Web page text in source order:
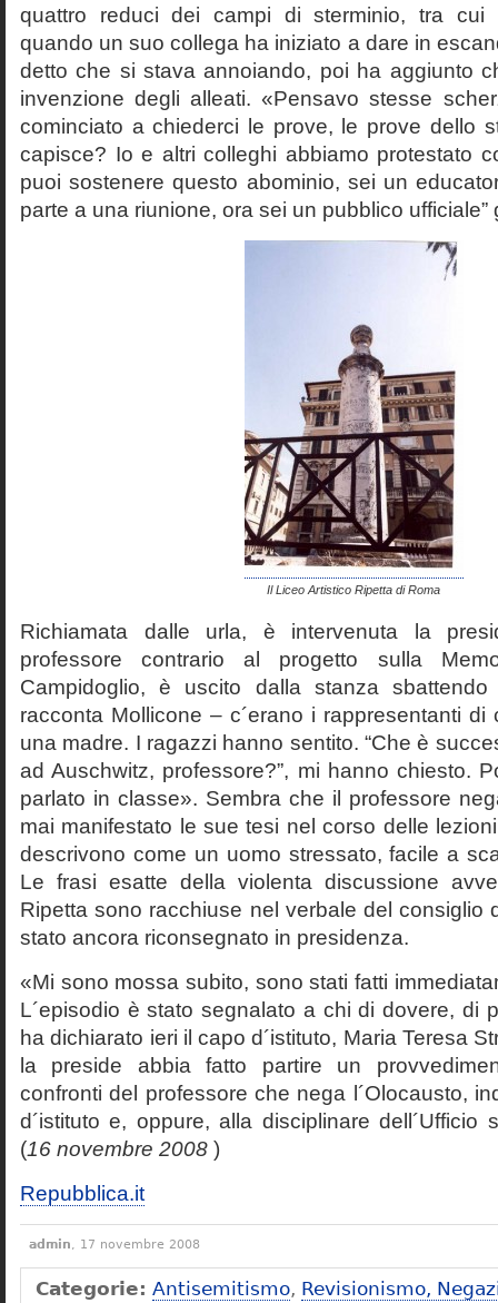
quattro reduci dei campi di sterminio, tra cui
quando un suo collega ha iniziato a dare in
detto che si stava annoiando, poi ha aggiunto
invenzione degli alleati. «Pensavo stesse
cominciato a chiederci le prove, le prove dello
capisce? Io e altri colleghi abbiamo protestato
puoi sostenere questo abominio, sei un
parte a una riunione, ora sei un pubblico ufficiale”
Il Liceo Artistico Ripetta di Roma
Richiamata dalle urla, è intervenuta la
professore contrario al progetto sulla
Campidoglio, è uscito dalla stanza
racconta Mollicone – c´erano i rappresentanti
una madre. I ragazzi hanno sentito. “Che è
ad Auschwitz, professore?”, mi hanno chiesto.
parlato in classe». Sembra che il professore
mai manifestato le sue tesi nel corso delle
descrivono come un uomo stressato, facile a
Le frasi esatte della violenta discussione
Ripetta sono racchiuse nel verbale del consiglio
stato ancora riconsegnato in presidenza.
«Mi sono mossa subito, sono stati fatti
L´episodio è stato segnalato a chi di dovere, di
ha dichiarato ieri il capo d´istituto, Maria Teresa
la preside abbia fatto partire un
confronti del professore che nega l´Olocausto,
d´istituto e, oppure, alla disciplinare dell´Ufficio
(16 novembre 2008 )
Repubblica.it
admin, 17 novembre 2008
Categorie: Antisemitismo, Revisionismo,